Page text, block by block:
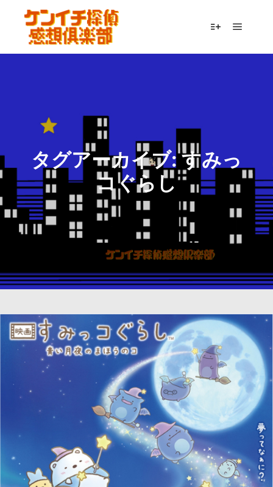
タグアーカイブ:すみっ
コぐらし